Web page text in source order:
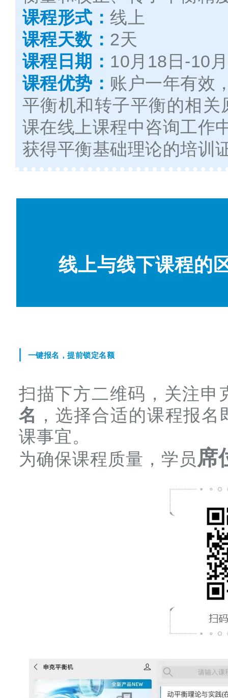
课程形式： 线上
课程天数： 2天
课程日期： 10月18日-10
课程优势： 账户一年有效
平衡机和转子平衡的相
课在线上课程中咨询工作
获得平衡基础理论的培训
线上与线下课程的
一键报名，提前锁定名额
扫描下方二维码，关注申
名 ，选择合适的课程报
课事宜。
为确保课程质量，学员 席